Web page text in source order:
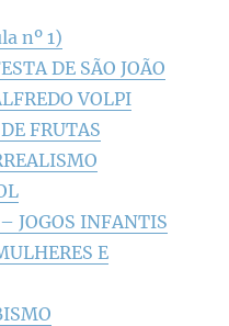
nº 1)
DE SÃO JOÃO
VOLPI
FRUTAS
JOGOS INFANTIS
E